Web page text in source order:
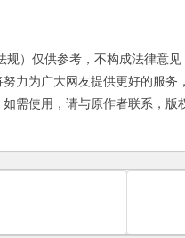
仅供参考，不构成法律意见
力为广大网友提供更好的服
需使用，请与原作者联系，版